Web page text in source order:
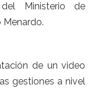
Ministerio de
Menardo.
de un video
gestiones a nivel